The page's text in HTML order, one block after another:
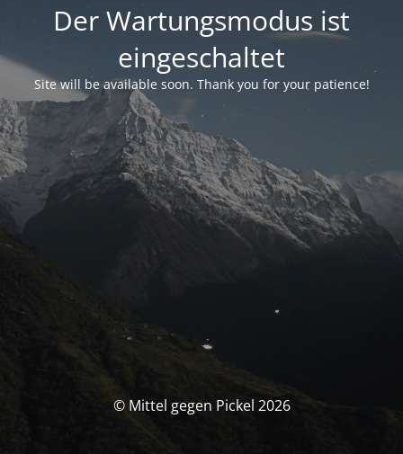
Der Wartungsmodus ist
eingeschaltet
Site will be available soon. Thank you for your patience!
© Mittel gegen Pickel 2026